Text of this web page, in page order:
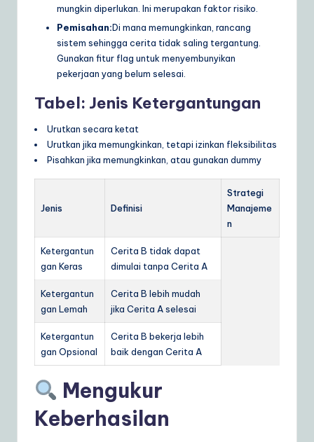
mungkin diperlukan. Ini merupakan faktor risiko.
Pemisahan:Di mana memungkinkan, rancang
sistem sehingga cerita tidak saling tergantung.
Gunakan fitur flag untuk menyembunyikan
pekerjaan yang belum selesai.
Tabel: Jenis Ketergantungan
Urutkan secara ketat
Urutkan jika memungkinkan, tetapi izinkan fleksibilitas
Pisahkan jika memungkinkan, atau gunakan dummy
Jenis Definisi
Strategi
Manajeme
n
Ketergantun
gan Keras
Cerita B tidak dapat
dimulai tanpa Cerita A
Ketergantun
gan Lemah
Cerita B lebih mudah
jika Cerita A selesai
Ketergantun
gan Opsional
Cerita B bekerja lebih
baik dengan Cerita A
Mengukur
Keberhasilan